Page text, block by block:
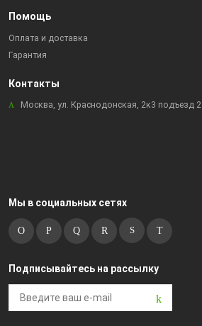
Помощь
Оплата и доставка
Гарантия
Контакты
Москва, ул. Краснодонская, 2к3 подъезд 2
Мы в социальных сетях
Подписывайтесь на рассылку